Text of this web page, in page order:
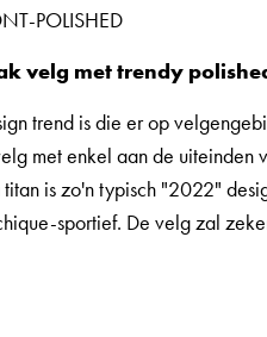
POLISHED
velg met trendy
trend is die er op
met enkel aan de uiteinden
is zo'n typisch "2022"
sportief. De velg zal